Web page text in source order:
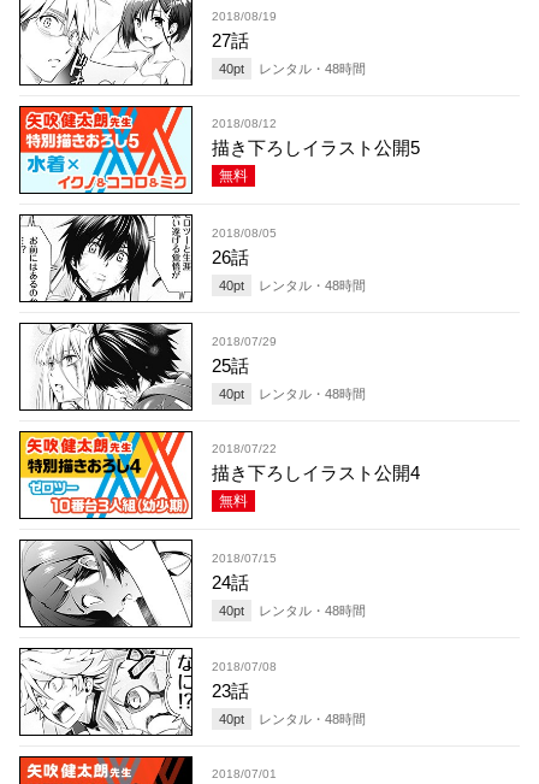
2018/08/19
27話
40pt レンタル・ 48時間
2018/08/12
描き下ろしイラスト公開5
無料
2018/08/05
26話
40pt レンタル・ 48時間
2018/07/29
25話
40pt レンタル・ 48時間
2018/07/22
描き下ろしイラスト公開4
無料
2018/07/15
24話
40pt レンタル・ 48時間
2018/07/08
23話
40pt レンタル・ 48時間
2018/07/01